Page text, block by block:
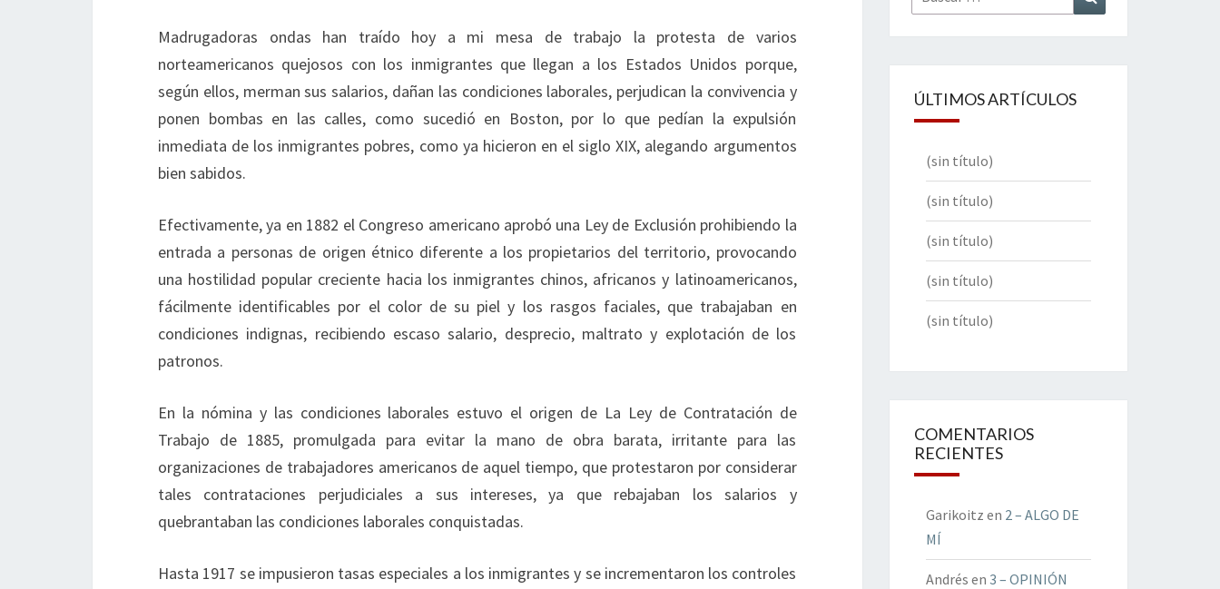
Madrugadoras ondas han traído hoy a mi mesa de trabajo la protesta de varios
norteamericanos quejosos con los inmigrantes que llegan a los Estados Unidos porque,
según ellos, merman sus salarios, dañan las condiciones laborales, perjudican la convivencia y
ponen bombas en las calles, como sucedió en Boston, por lo que pedían la expulsión
inmediata de los inmigrantes pobres, como ya hicieron en el siglo XIX, alegando argumentos
bien sabidos.
Efectivamente, ya en 1882 el Congreso americano aprobó una Ley de Exclusión prohibiendo la
entrada a personas de origen étnico diferente a los propietarios del territorio, provocando
una hostilidad popular creciente hacia los inmigrantes chinos, africanos y latinoamericanos,
fácilmente identificables por el color de su piel y los rasgos faciales, que trabajaban en
condiciones indignas, recibiendo escaso salario, desprecio, maltrato y explotación de los
patronos.
En la nómina y las condiciones laborales estuvo el origen de La Ley de Contratación de
Trabajo de 1885, promulgada para evitar la mano de obra barata, irritante para las
organizaciones de trabajadores americanos de aquel tiempo, que protestaron por considerar
tales contrataciones perjudiciales a sus intereses, ya que rebajaban los salarios y
quebrantaban las condiciones laborales conquistadas.
Hasta 1917 se impusieron tasas especiales a los inmigrantes y se incrementaron los controles
por:
ÚLTIMOS ARTÍCULOS
(sin título)
(sin título)
(sin título)
(sin título)
(sin título)
COMENTARIOS
RECIENTES
Garikoitz en 2 – ALGO DE
MÍ
Andrés en 3 – OPINIÓN